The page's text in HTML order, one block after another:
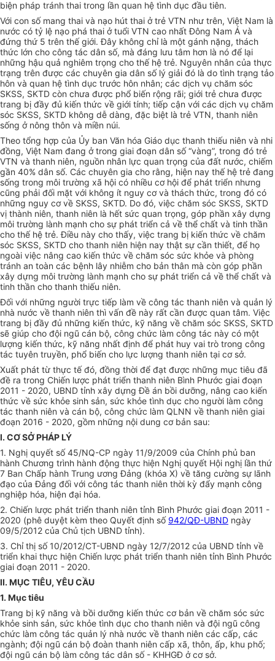
biện pháp tránh thai trong lần quan hệ tình dục đầu tiên.
Với con số mang thai và nạo hút thai ở trẻ VTN như trên, Việt Nam là
nước có tỷ lệ nạo phá thai ở tuổi VTN cao nhất Đông Nam Á và
đứng thứ 5 trên thế giới. Đây không chỉ là một gánh nặng, thách
thức lớn cho công tác dân số, mà đáng lưu tâm hơn là nó để lại
những hậu quả nghiêm trọng cho thế hệ trẻ. Nguyên nhân của thực
trạng trên được các chuyên gia dân số lý giải đó là do tình trạng tảo
hôn và quan hệ tình dục trước hôn nhân; các dịch vụ chăm sóc
SKSS, SKTD còn chưa được phổ biến rộng rãi; giới trẻ chưa được
trang bị đầy đủ kiến thức về giới tính; tiếp cận với các dịch vụ chăm
sóc SKSS, SKTD không dễ dàng, đặc biệt là trẻ VTN, thanh niên
sống ở nông thôn và miền núi.
Theo tổng hợp của Ủy ban Văn hóa Giáo dục thanh thiếu niên và nhi
đồng, Việt Nam đang ở trong giai đoạn dân số “vàng”, trong đó trẻ
VTN và thanh niên, nguồn nhân lực quan trọng của đất nước, chiếm
gần 40% dân số. Các chuyên gia cho rằng, hiện nay thế hệ trẻ đang
sống trong môi trường xã hội có nhiều cơ hội để phát triển nhưng
cũng phải đối mặt với không ít nguy cơ và thách thức, trong đó có
những nguy cơ về SKSS, SKTD. Do đó, việc chăm sóc SKSS, SKTD
vị thành niên, thanh niên là hết sức quan trọng, góp phần xây dựng
môi trường lành mạnh cho sự phát triển cả về thể chất và tinh thần
cho thế hệ trẻ. Điều này cho thấy, việc trang bị kiến thức về chăm
sóc SKSS, SKTD cho thanh niên hiện nay thật sự cần thiết, để họ
ngoài việc nâng cao kiến thức về chăm sóc sức khỏe và phòng
tránh an toàn các bệnh lây nhiễm cho bản thân mà còn góp phần
xây dựng môi trường lành mạnh cho sự phát triển cả về thể chất và
tinh thần cho thanh thiếu niên.
Đối với những người trực tiếp làm về công tác thanh niên và quản lý
nhà nước về thanh niên thì vấn đề này rất cần được quan tâm. Việc
trang bị đầy đủ những kiến thức, kỹ năng về chăm sóc SKSS, SKTD
sẽ giúp cho đội ngũ cán bộ, công chức làm công tác này có một
lượng kiến thức, kỹ năng nhất định để phát huy vai trò trong công
tác tuyên truyền, phổ biến cho lực lượng thanh niên tại cơ sở.
Xuất phát từ thực tế đó, đồng thời để đạt được những mục tiêu đã
đề ra trong Chiến lược phát triển thanh niên Bình Phước giai đoạn
2011 - 2020, UBND tỉnh xây dựngĐề án bồi dưỡng, nâng cao kiến
thức về sức khỏe sinh sản, sức khỏe tình dục cho người làm công
tác thanh niên và cán bộ, công chức làm QLNN về thanh niên giai
đoạn 2016 - 2020, gồm những nội dung cơ bản sau:
I. CƠ SỞ PHÁP LÝ
1. Nghị quyết số 45/NQ-CP ngày 11/9/2009 của Chính phủ ban
hành Chương trình hành động thực hiện Nghị quyết Hội nghị lần thứ
7 Ban Chấp hành Trung ương Đảng (khóa X) về tăng cường sự lãnh
đạo của Đảng đối với công tác thanh niên thời kỳ đẩy mạnh công
nghiệp hóa, hiện đại hóa.
2. Chiến lược phát triển thanh niên tỉnh Bình Phước giai đoạn 2011 -
2020 (phê duyệt kèm theo Quyết định số 942/QĐ-UBND ngày
09/5/2012 của Chủ tịch UBND tỉnh).
3. Chỉ thị số 10/2012/CT-UBND ngày 12/7/2012 của UBND tỉnh về
triển khai thực hiện Chiến lược phát triển thanh niên tỉnh Bình Phước
giai đoạn 2011 - 2020.
II. MỤC TIÊU, YÊU CẦU
1. Mục tiêu
Trang bị kỹ năng và bồi dưỡng kiến thức cơ bản về chăm sóc sức
khỏe sinh sản, sức khỏe tình dục cho thanh niên và đội ngũ công
chức làm công tác quản lý nhà nước về thanh niên các cấp, các
ngành; đội ngũ cán bộ đoàn thanh niên cấp xã, thôn, ấp, khu phố;
đội ngũ cán bộ làm công tác dân số - KHHGĐ ở cơ sở.